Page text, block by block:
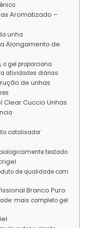
Aromatizado –
unha
Alongamento de
o gel proporciona
atividades diárias
de unhas
Clear Cuccio Unhas
catalisador
testado
de qualidade com
Branco Puro
mais completo gel